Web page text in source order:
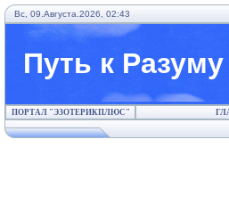
Вс, 09.Августа.2026, 02:43
Путь к
ПОРТАЛ "ЭЗОТЕРИКПЛЮС"